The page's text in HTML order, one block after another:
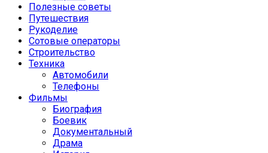
Полезные советы
Путешествия
Рукоделие
Сотовые операторы
Строительство
Техника
Автомобили
Телефоны
Фильмы
Биография
Боевик
Документальный
Драма